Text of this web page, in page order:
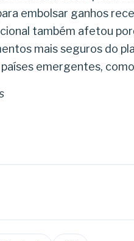
embolsar ganhos
também afetou
mais seguros do
emergentes,